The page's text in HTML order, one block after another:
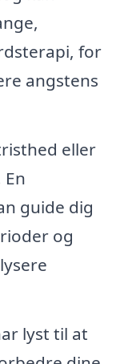
for
angstens
eller
guide dig
og
lyst til at